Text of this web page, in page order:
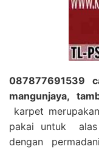
087877691539
mangunjaya,
karpet
pakai untuk
dengan